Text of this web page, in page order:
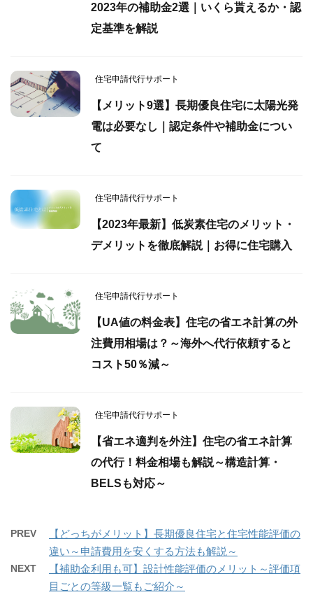
2023年の補助金2選｜いくら貰えるか・認
定基準を解説
住宅申請代行サポート
【メリット9選】長期優良住宅に太陽光発
電は必要なし｜認定条件や補助金につい
て
住宅申請代行サポート
【2023年最新】低炭素住宅のメリット・
デメリットを徹底解説｜お得に住宅購入
住宅申請代行サポート
【UA値の料金表】住宅の省エネ計算の外
注費用相場は？～海外へ代行依頼すると
コスト50％減～
住宅申請代行サポート
【省エネ適判を外注】住宅の省エネ計算
の代行！料金相場も解説～構造計算・
BELSも対応～
PREV
【どっちがメリット】長期優良住宅と住宅性能評価の
違い～申請費用を安くする方法も解説～
NEXT
【補助金利用も可】設計性能評価のメリット～評価項
目ごとの等級一覧もご紹介～